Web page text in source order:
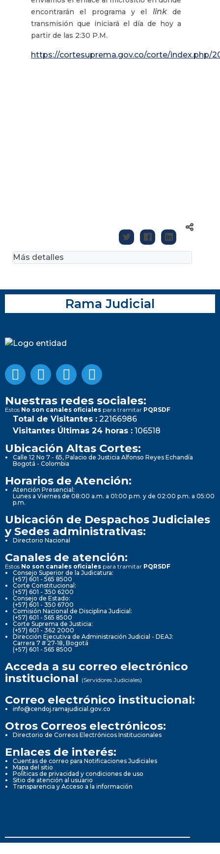
encontrarán el programa y el linkde
transmisión que iniciará el día de hoy a
partir de las 2:30 P.M.
https://cortesuprema.gov.co/corte/index.php/
Más detalles
Rama Judicial
Nuestras redes sociales:
Estos No son canales oficiales para tramitar PQRSDF
Total de Visitantes : 22166986
Visitantes Últimas 24 horas : 106518
Ubicación Altas Cortes:
Calle 12 No 7 - 65, Palacio de Justicia Alfonso Reyes Echandía
Bogotá - Colombia
Horarios de Atención:
Atención Presencial:
Lunes a Viernes de 08:00 a.m. a 01:00 p.m. y de 02:00 p.m. a 05:00
p.m.
Ubicación de Despachos Judiciales
y Sedes administrativas:
Directorio Nacional
Canales de atención:
Estos No son canales oficiales para tramitar PQRSDF
Consejo Superior de la Judicatura:
(+57) 601 - 565 8500
Corte Constitucional:
(+57) 601 - 350 6200
Consejo de Estado:
(+57) 601 - 350 6700
Comisión Nacional de Disciplina Judicial:
(+57) 601 - 565 8500
Corte Suprema de Justicia:
(+57) 601 - 362 2000
Dirección Ejecutiva de Administración Judicial - DEAJ:
Carrera 7 # 27-18, Bogotá
(+57) 601 - 565 8500
Acceda a su correo electrónico
institucional (Servidores Judiciales)
Correo electrónico institucional:
info@cendoj.ramajudicial.gov.co
Otros Correos electrónicos:
Directorio de Correos Electrónicos Institucionales
Enlaces de interés:
Cuentas de correo para Notificaciones Judiciales
Mapa del sitio
Políticas de privacidad y condiciones de uso
Sitio de atención al usuario
Transparencia y Acceso a la información